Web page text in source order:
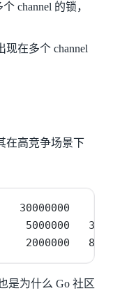
channel 的锁，
现在多个 channel
在高竞争场景下
8    30000000
5000000   310
2000000
是为什么 Go 社区